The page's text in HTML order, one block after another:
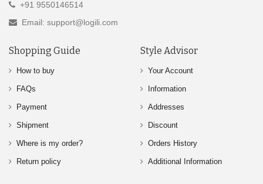
+91 9550146514
Email: support@logili.com
Shopping Guide
How to buy
FAQs
Payment
Shipment
Where is my order?
Return policy
Style Advisor
Your Account
Information
Addresses
Discount
Orders History
Additional Information